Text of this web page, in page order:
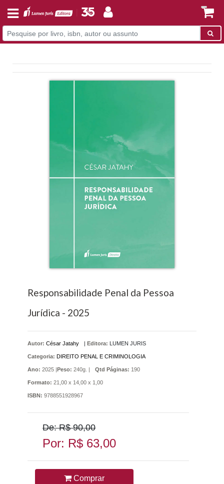
Responsabilidade Penal da Pessoa
Jurídica - 2025
Autor: César Jatahy Editora: LUMEN JURIS
Categoria: DIREITO PENAL E CRIMINOLOGIA
Ano: 2025 | Peso: 240g. | Qtd Páginas: 190
Formato: 21,00 x 14,00 x 1,00
ISBN: 9788551928967
De: R$ 90,00
Por: R$ 63,00
Comprar